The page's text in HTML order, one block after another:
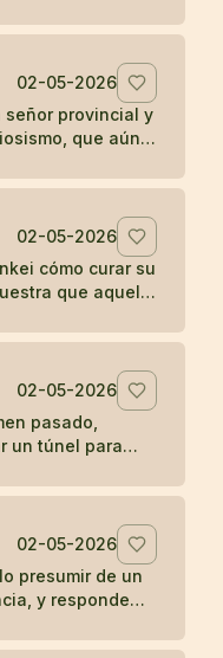
02-05-2026
provincial y
que aún
02-05-2026
cómo curar su
que aquello
02-05-2026
pasado,
un túnel para
02-05-2026
presumir de un
y responde